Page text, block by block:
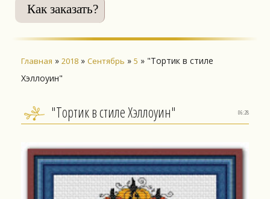
Как заказать?
Главная » 2018 » Сентябрь » 5 » "Тортик в стиле
Хэллоуин"
06:28
"Тортик в стиле Хэллоуин"